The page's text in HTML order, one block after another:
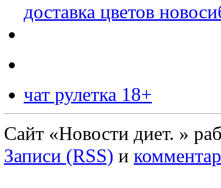
доставка цветов
чат рулетка 18+
Сайт «Новости диет. »
Записи (RSS) и